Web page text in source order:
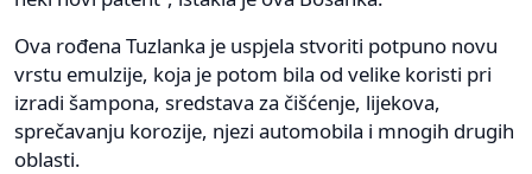
Ova rođena Tuzlanka je uspjela stvoriti potpuno novu
vrstu emulzije, koja je potom bila od velike koristi pri
izradi šampona, sredstava za čišćenje, lijekova,
sprečavanju korozije, njezi automobila i mnogih drugih
oblasti.